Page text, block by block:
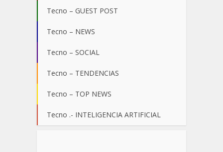
Tecno – GUEST POST
Tecno – NEWS
Tecno – SOCIAL
Tecno – TENDENCIAS
Tecno – TOP NEWS
Tecno .- INTELIGENCIA ARTIFICIAL